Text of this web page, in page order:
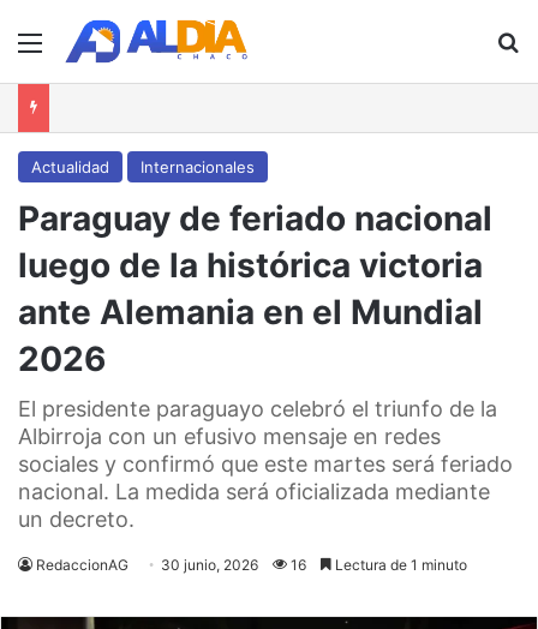
Menú
Actualidad Internacionales
Paraguay de feriado nacional
luego de la histórica victoria
ante Alemania en el Mundial
2026
El presidente paraguayo celebró el triunfo de la
Albirroja con un efusivo mensaje en redes
sociales y confirmó que este martes será feriado
nacional. La medida será oficializada mediante
un decreto.
RedaccionAG 30 junio, 2026 16 Lectura de 1 minuto